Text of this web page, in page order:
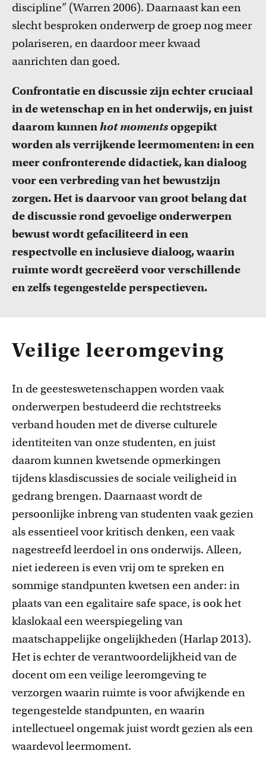
Onderwijsinnovatie en beurzen
Leer over initiatieven en beurzen waarmee docenten
innovatieve ideeën realiseren.
discipline” (Warren 2006). Daarnaast kan een
slecht besproken onderwerp de groep nog meer
polariseren, en daardoor meer kwaad
aanrichten dan goed.
Confrontatie en discussie zijn echter cruciaal
in de wetenschap en in het onderwijs, en juist
daarom kunnenhot momentsopgepikt
worden als verrijkende leermomenten: in een
meer confronterende didactiek, kan dialoog
voor een verbreding van het bewustzijn
zorgen. Het is daarvoor van groot belang dat
de discussie rond gevoelige onderwerpen
bewust wordt gefaciliteerd in een
respectvolle en inclusieve dialoog, waarin
ruimte wordt gecreëerd voor verschillende
en zelfs tegengestelde perspectieven.
Veilige leeromgeving
In de geesteswetenschappen worden vaak
onderwerpen bestudeerd die rechtstreeks
verband houden met de diverse culturele
identiteiten van onze studenten, en juist
daarom kunnen kwetsende opmerkingen
tijdens klasdiscussies de sociale veiligheid in
gedrang brengen. Daarnaast wordt de
persoonlijke inbreng van studenten vaak gezien
als essentieel voor kritisch denken, een vaak
nagestreefd leerdoel in ons onderwijs. Alleen,
niet iedereen is even vrij om te spreken en
sommige standpunten kwetsen een ander: in
plaats van een egalitaire safe space, is ook het
klaslokaal een weerspiegeling van
maatschappelijke ongelijkheden (Harlap2013).
Het is echter de verantwoordelijkheid van de
docent om een veilige leeromgeving te
verzorgen waarin ruimte is voor afwijkende en
tegengestelde standpunten, en waarin
intellectueel ongemak juist wordt gezien als een
waardevol leermoment.